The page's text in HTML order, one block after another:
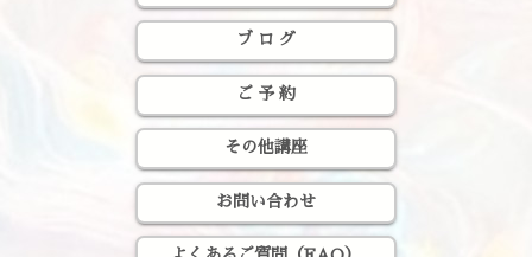
ブ ロ グ
ご 予 約
その他講座
お問い合わせ